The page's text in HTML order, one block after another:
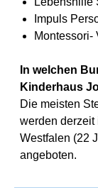
Impuls
Montessori-
In welchen
Kinderhaus
Die meisten
werden derzeit
Westfalen (22
angeboten.